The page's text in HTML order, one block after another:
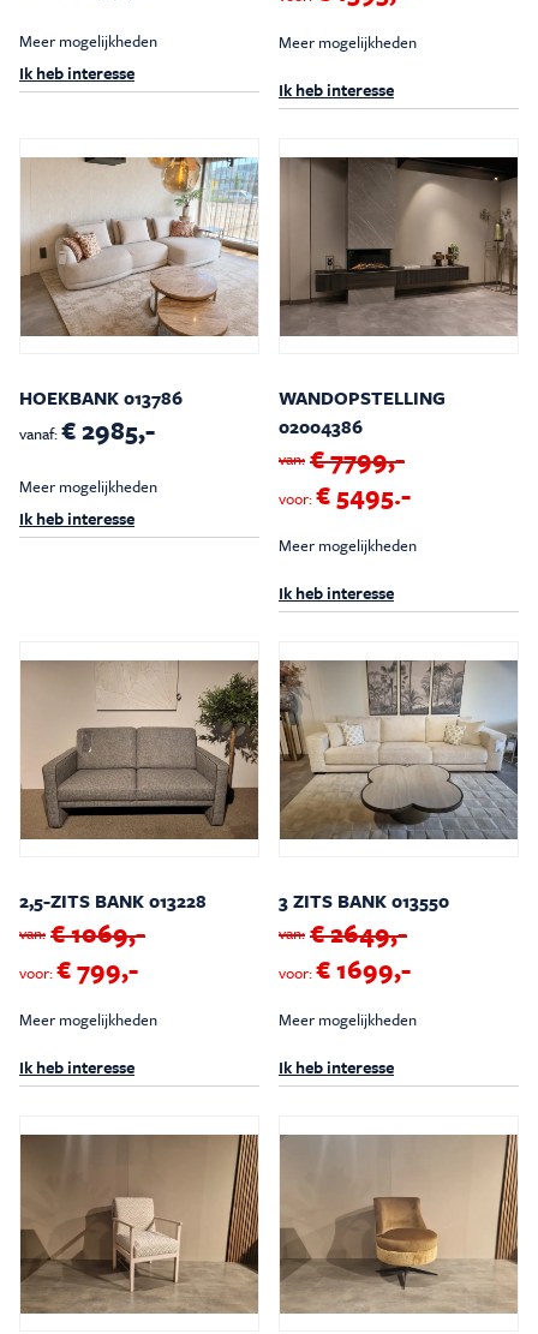
Meer mogelijkheden
Ik heb interesse
Meer mogelijkheden
Ik heb interesse
HOEKBANK 013786
vanaf:€ 2985,-
Meer mogelijkheden
Ik heb interesse
WANDOPSTELLING
02004386
voor:€ 5495.-
van: € 7799,-
Meer mogelijkheden
Ik heb interesse
2,5-ZITS BANK 013228
voor:€ 799,-
van: € 1069,-
Meer mogelijkheden
Ik heb interesse
3 ZITS BANK 013550
voor:€ 1699,-
van: € 2649,-
Meer mogelijkheden
Ik heb interesse